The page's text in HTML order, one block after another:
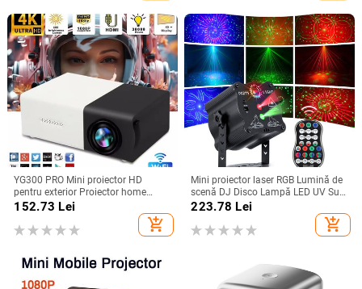
YG300 PRO Mini proiector HD
pentru exterior Proiector home
theater Mini proiector portabil
YG300 LED pentru copii Proiect
video mobil
152.73 Lei
add_shopping_cart
Mini proiector laser RGB Lumină de
scenă DJ Disco Lampă LED UV Sun
Strobe Efect de scenă Nunta
Crăciun Petrecere de vacanță
223.78 Lei
add_shopping_cart